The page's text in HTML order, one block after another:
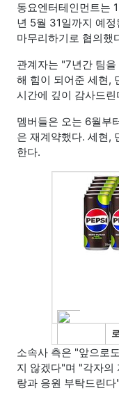
동요엔터테인먼트는
년 5월 31일까지 예
마무리하기로 협의했
관계자는 "7년간 팀
해 힘이 되어준 세현,
시간에 깊이 감사드
멤버들은 오는 6월부
은 재계약했다. 세현,
한다.
소속사 측은 "앞으로
지 않겠다"며 "각자의
랑과 응원 부탁드린